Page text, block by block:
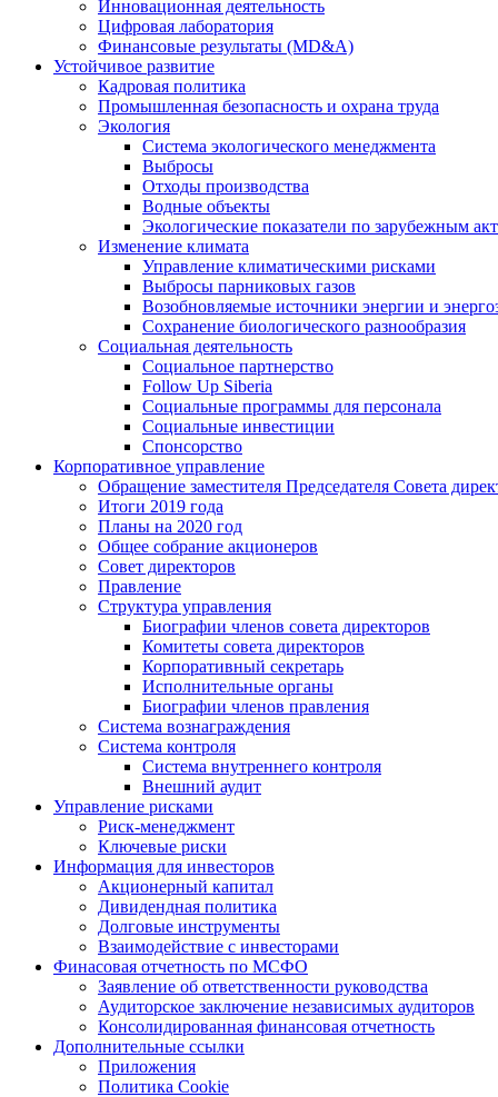
Инновационная деятельность
Цифровая лаборатория
Финансовые результаты (MD&A)
Устойчивое развитие
Кадровая политика
Промышленная безопасность и охрана труда
Экология
Система экологического менеджмента
Выбросы
Отходы производства
Водные объекты
Экологические показатели по зарубежным
Изменение климата
Управление климатическими рисками
Выбросы парниковых газов
Возобновляемые источники энергии и
Сохранение биологического разнообразия
Социальная деятельность
Социальное партнерство
Follow Up Siberia
Социальные программы для персонала
Социальные инвестиции
Спонсорство
Корпоративное управление
Обращение заместителя Председателя Совета
Итоги 2019 года
Планы на 2020 год
Общее собрание акционеров
Совет директоров
Правление
Структура управления
Биографии членов совета директоров
Комитеты совета директоров
Корпоративный секретарь
Исполнительные органы
Биографии членов правления
Система вознаграждения
Система контроля
Система внутреннего контроля
Внешний аудит
Управление рисками
Риск-менеджмент
Ключевые риски
Информация для инвесторов
Акционерный капитал
Дивидендная политика
Долговые инструменты
Взаимодействие с инвеcторами
Финасовая отчетность по МСФО
Заявление об ответственности руководства
Аудиторское заключение независимых аудиторов
Консолидированная финансовая отчетность
Дополнительные ссылки
Приложения
Политика Cookie